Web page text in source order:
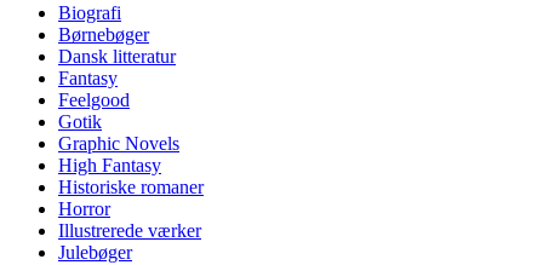
Biografi
Børnebøger
Dansk litteratur
Fantasy
Feelgood
Gotik
Graphic Novels
High Fantasy
Historiske romaner
Horror
Illustrerede værker
Julebøger